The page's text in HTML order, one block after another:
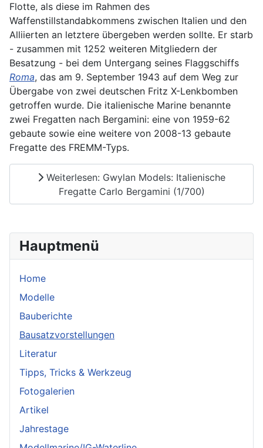
Hauptmenü
Home
Modelle
Bauberichte
Bausatzvorstellungen
Literatur
Tipps, Tricks & Werkzeug
Fotogalerien
Artikel
Jahrestage
Flotte, als diese im Rahmen des
Waffenstillstandabkommens zwischen Italien und den
Alliierten an letztere übergeben werden sollte. Er starb
- zusammen mit 1252 weiteren Mitgliedern der
Besatzung - bei dem Untergang seines Flaggschiffs
Roma, das am 9. September 1943 auf dem Weg zur
Übergabe von zwei deutschen Fritz X-Lenkbomben
getroffen wurde. Die italienische Marine benannte
zwei Fregatten nach Bergamini: eine von 1959-62
gebaute sowie eine weitere von 2008-13 gebaute
Fregatte des FREMM-Typs.
Weiterlesen: Gwylan Models: Italienische
Fregatte Carlo Bergamini (1/700)